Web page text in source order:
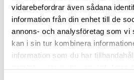
vidarebefordrar även sådana
information från din enhet till de
annons- och analysföretag som vi
kan i sin tur kombinera
information som du har
BESKRIVNING & FILER
SPECIFIKATION